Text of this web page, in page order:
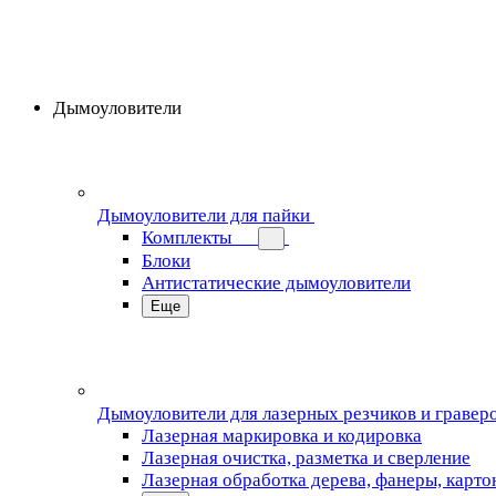
Дымоуловители
Дымоуловители для пайки
Комплекты
Блоки
Антистатические дымоуловители
Еще
Дымоуловители для лазерных резчиков и
Лазерная маркировка и кодировка
Лазерная очистка, разметка и сверление
Лазерная обработка дерева, фанеры,